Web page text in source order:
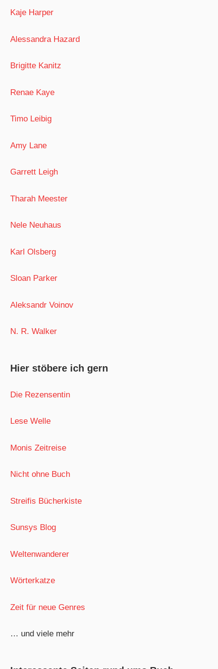
Kaje Harper
Alessandra Hazard
Brigitte Kanitz
Renae Kaye
Timo Leibig
Amy Lane
Garrett Leigh
Tharah Meester
Nele Neuhaus
Karl Olsberg
Sloan Parker
Aleksandr Voinov
N. R. Walker
Hier stöbere ich gern
Die Rezensentin
Lese Welle
Monis Zeitreise
Nicht ohne Buch
Streifis Bücherkiste
Sunsys Blog
Weltenwanderer
Wörterkatze
Zeit für neue Genres
… und viele mehr